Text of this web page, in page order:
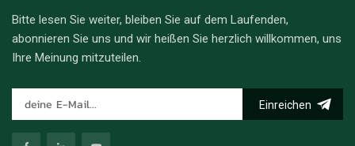
Bitte lesen Sie weiter, bleiben Sie auf dem Laufenden,
abonnieren Sie uns und wir heißen Sie herzlich willkommen, uns
Ihre Meinung mitzuteilen.
Einreichen